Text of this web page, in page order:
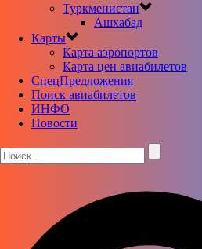
Туркменистан
Ашхабад
Карты
Карта аэропортов
Карта цен авиабилетов
CпецПредложения
Поиск авиабилетов
ИНФО
Новости